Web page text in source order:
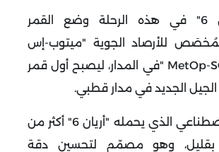
ويتولى "أريان 6" في هذه الرحلة وضع القمر
للأرصاد الجوية "ميتوب-إس
" MetOp-في المدار، ليصبح أول قمر
الجديد في مدار قطبي.
ويَزِن القمر الاصطناعي الذي يحمله "أريان 6" أكثر من
بقليل، وهو مصمّم لتحسين دقة